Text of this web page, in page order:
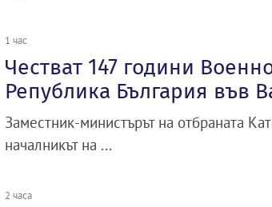
1 час
Честват 147 години
Република България във
Заместник-министърът на отбраната
началникът на ...
2 часа